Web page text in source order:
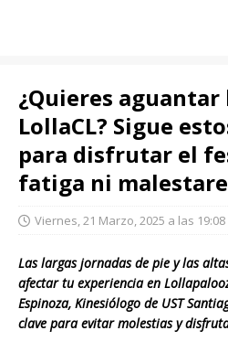
¿Quieres aguantar
LollaCL? Sigue
para disfrutar el
fatiga ni
Viernes, 21 Marzo, 2025 a las 19:08
Las largas jornadas de pie y las
afectar tu experiencia en
Espinoza, Kinesiólogo de UST
clave para evitar molestias y